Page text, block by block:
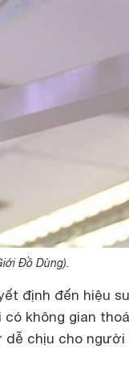
Đồ Dùng).
định đến hiệu
không gian
dễ chịu cho người